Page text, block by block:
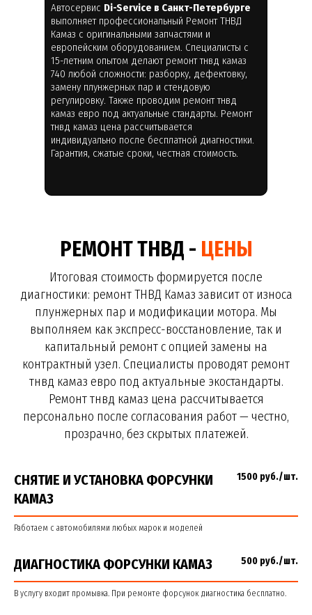
Автосервис Di-Service в Санкт-Петербурге
выполняет профессиональный Ремонт ТНВД
Камаз с оригинальными запчастями и
европейским оборудованием. Специалисты с
15-летним опытом делают ремонт тнвд камаз
740 любой сложности: разборку, дефектовку,
замену плунжерных пар и стендовую
регулировку. Также проводим ремонт тнвд
камаз евро под актуальные стандарты. Ремонт
тнвд камаз цена рассчитывается
индивидуально после бесплатной диагностики.
Гарантия, сжатые сроки, честная стоимость.
РЕМОНТ ТНВД - ЦЕНЫ
Итоговая стоимость формируется после
диагностики: ремонт ТНВД Камаз зависит от износа
плунжерных пар и модификации мотора. Мы
выполняем как экспресс-восстановление, так и
капитальный ремонт с опцией замены на
контрактный узел. Специалисты проводят ремонт
тнвд камаз евро под актуальные экостандарты.
Ремонт тнвд камаз цена рассчитывается
персонально после согласования работ — честно,
прозрачно, без скрытых платежей.
СНЯТИЕ И УСТАНОВКА ФОРСУНКИ
КАМАЗ
1500 руб./шт.
Работаем с автомобилями любых марок и моделей
ДИАГНОСТИКА ФОРСУНКИ КАМАЗ 500 руб./шт.
В услугу входит промывка. При ремонте форсунок диагностика бесплатно.